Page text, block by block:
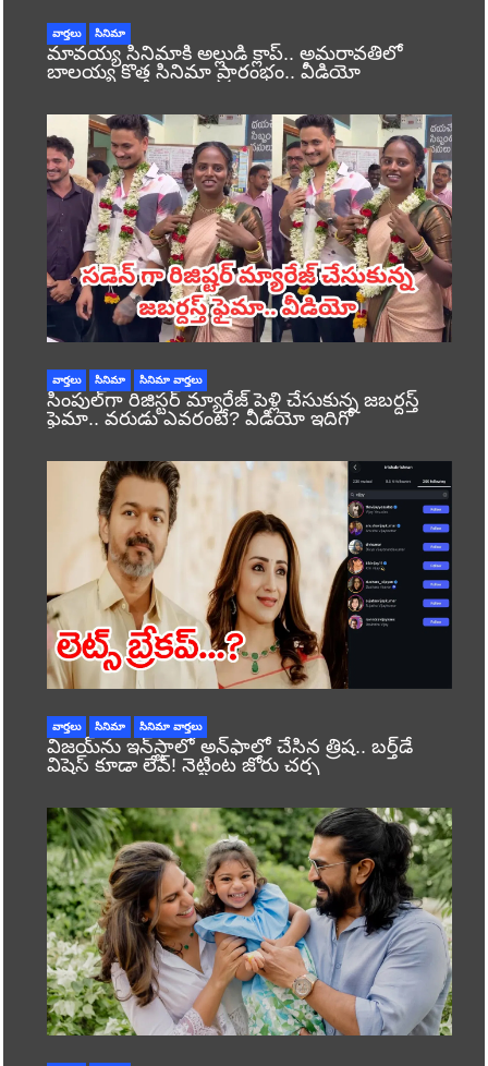
వార్తలు సినిమా
మావయ్య సినిమాకి అల్లుడి క్లాప్.. అమరావతిలో
బాలయ్య కొత్త సినిమా ప్రారంభం.. వీడియో
వార్తలు సినిమా సినిమా వార్తలు
సింపుల్‌గా రిజిస్టర్‌ మ్యారేజ్ పెళ్లి చేసుకున్న జబర్దస్త్
ఫైమా.. వరుడు ఎవరంటే? వీడియో ఇదిగో
వార్తలు సినిమా సినిమా వార్తలు
విజయ్‌ను ఇన్‌స్టాలో అన్‌ఫాలో చేసిన త్రిష.. బర్త్‌డే
విషెస్ కూడా లేవ్! నెట్టింట జోరు చర్చ